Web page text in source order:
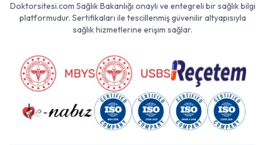
Doktorsitesi.com Sağlık Bakanlığı onaylı ve entegreli bir sağlık bilgi
platformudur. Sertifikaları ile tescillenmiş güvenilir altyapısıyla
sağlık hizmetlerine erişim sağlar.